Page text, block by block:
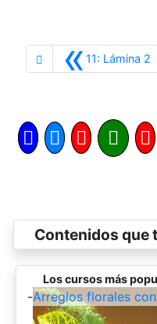
«11: Lámina 2
Contenidos que
Los cursos más
-Arreglos florales